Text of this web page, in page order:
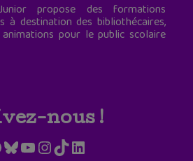
propose des formations
à destination des bibliothécaires,
pour le public scolaire
nous !
Bluesky
YouTube
Instagram
TikTokLinkedIn